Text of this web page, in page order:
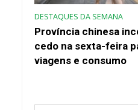
DESTAQUES DA SEMANA
Província chinesa
cedo na sexta-feira
viagens e consumo